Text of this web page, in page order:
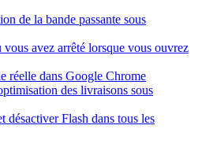
de la bande passante sous
avez arrêté lorsque vous ouvrez
réelle dans Google Chrome
des livraisons sous
désactiver Flash dans tous les